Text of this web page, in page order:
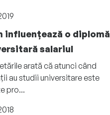
influențează o diplomă
salariul
arată că atunci când
au studii universitare este
pro...